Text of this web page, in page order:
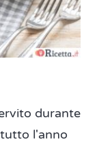
durante
l'anno